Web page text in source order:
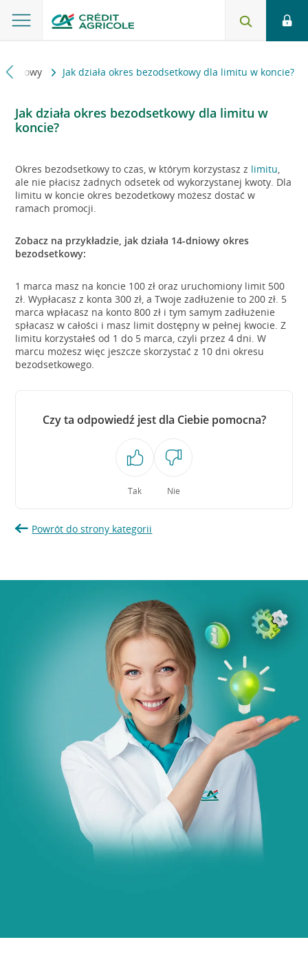
Jak działa okres bezodsetkowy dla limitu w koncie?
Jak działa okres bezodsetkowy dla limitu w
koncie?
Okres bezodsetkowy to czas, w którym korzystasz z limitu,
ale nie płacisz żadnych odsetek od wykorzystanej kwoty. Dla
limitu w koncie okres bezodetkowy możesz dostać w
ramach promocji.
Zobacz na przykładzie, jak działa 14-dniowy okres
bezodsetkowy:
1 marca masz na koncie 100 zł oraz uruchomiony limit 500
zł. Wypłacasz z konta 300 zł, a Twoje zadłużenie to 200 zł. 5
marca wpłacasz na konto 800 zł i tym samym zadłużenie
spłacasz w całości i masz limit dostępny w pełnej kwocie. Z
limitu korzystałeś od 1 do 5 marca, czyli przez 4 dni. W
marcu możesz więc jeszcze skorzystać z 10 dni okresu
bezodsetkowego.
Czy ta odpowiedź jest dla Ciebie pomocna?
Tak Nie
Powrót do strony kategorii